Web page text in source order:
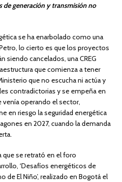
de generación y transmisión no
se ha enarbolado como una
lo cierto es que los proyectos
siendo cancelados, una CREG
que comienza a tener
que no escucha ni actúa y
contradictorias y se empeña en
venía operando el sector,
en riesgo la seguridad energética
en 2027, cuando la demanda
que se retrató en el foro
‘Desafíos energéticos de
El Niño’, realizado en Bogotá el